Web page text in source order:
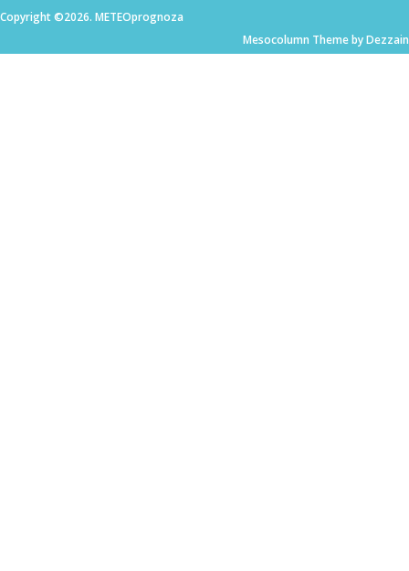
Copyright ©2026. METEOprognoza
Mesocolumn Theme by Dezzain